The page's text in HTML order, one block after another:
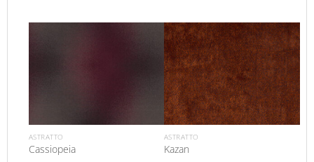
ASTRATTO
Cassiopeia
ASTRATTO
Kazan